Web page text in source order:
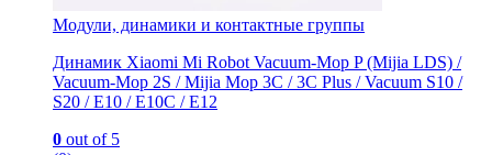
Модули, динамики и контактные группы
Динамик Xiaomi Mi Robot Vacuum-Mop P (Mijia LDS) /
Vacuum-Mop 2S / Mijia Mop 3C / 3С Рlus / Vacuum S10 /
S20 / E10 / E10C / E12
0 out of 5